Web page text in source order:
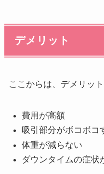
デメリット
ここからは、デメリッ
費用が高額
吸引部分がボコボコ
体重が減らない
ダウンタイムの症状